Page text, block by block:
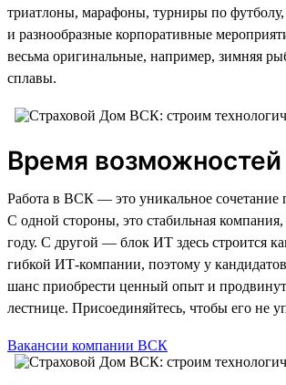
триатлоны, марафоны, турниры по футболу,
и разнообразные корпоративные
весьма оригинальные, например, зимняя
сплавы.
Время возможностей
Работа в ВСК — это уникальное сочетание
С одной стороны, это стабильная компания,
году. С другой — блок ИТ здесь строится
гибкой ИТ-компании, поэтому у
шанс приобрести ценный опыт и
лестнице. Присоединяйтесь, чтобы его не
Вакансии компании ВСК